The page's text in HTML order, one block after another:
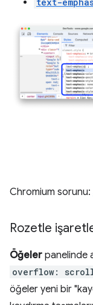
Chromium sorunu:
Rozetle
Öğeler panelinde
overflow:
öğeler yeni bir